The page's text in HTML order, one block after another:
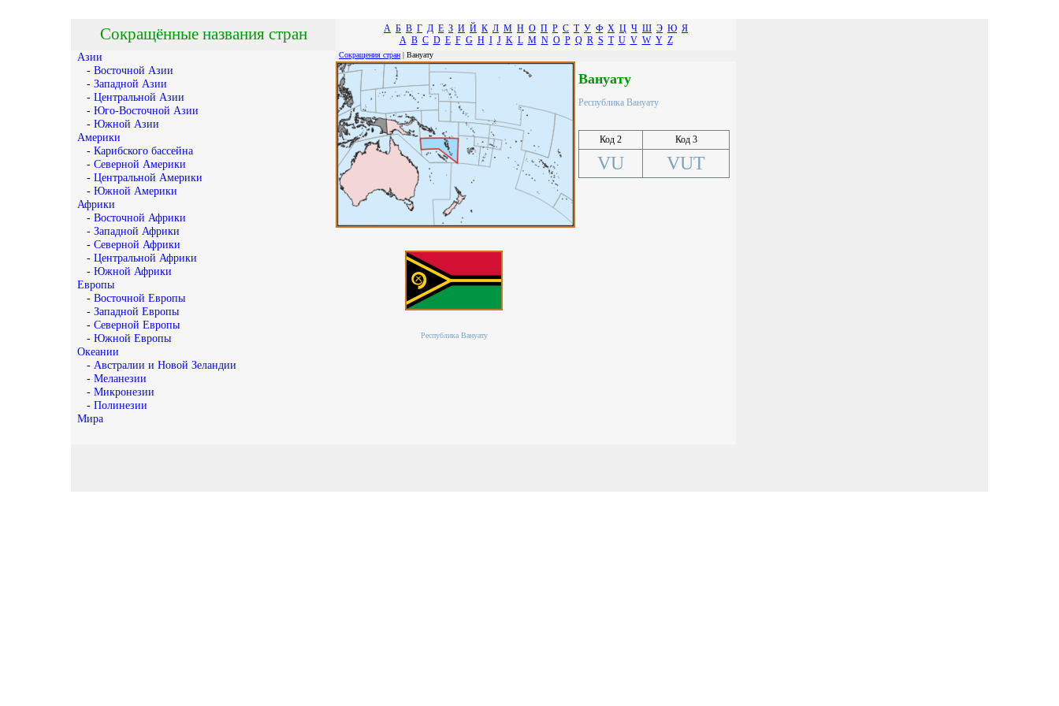
А Б В Г Д Е З И Й К Л М Н О П Р С Т У Ф Х Ц Ч Ш Э Ю Я
A B C D E F G H I J K L M N O P Q R S T U V W Y Z
Сокращения стран | Вануату
Республика Вануату
Вануату
Республика Вануату
Код 2 Код 3
VU VUT
Сокращённые названия стран
Азии
- Восточной Азии
- Западной Азии
- Центральной Азии
- Юго-Восточной Азии
- Южной Азии
Америки
- Карибского бассейна
- Северной Америки
- Центральной Америки
- Южной Америки
Африки
- Восточной Африки
- Западной Африки
- Северной Африки
- Центральной Африки
- Южной Африки
Европы
- Восточной Европы
- Западной Европы
- Северной Европы
- Южной Европы
Океании
- Австралии и Новой Зеландии
- Меланезии
- Микронезии
- Полинезии
Мира